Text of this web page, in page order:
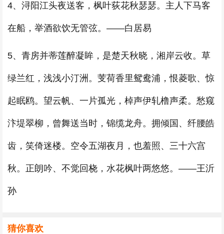
4、浔阳江头夜送客，枫叶荻花秋瑟瑟。主人下马客
在船，举酒欲饮无管弦。——白居易
5、青房并蒂莲醉凝眸，是楚天秋晓，湘岸云收。草
绿兰红，浅浅小汀洲。芰荷香里鸳鸯浦，恨菱歌、惊
起眠鸥。望云帆、一片孤光，棹声伊轧橹声柔。愁窥
汴堤翠柳，曾舞送当时，锦缆龙舟。拥倾国、纤腰皓
齿，笑倚迷楼。空令五湖夜月，也羞照、三十六宫
秋。正朗吟、不觉回桡，水花枫叶两悠悠。——王沂
孙
猜你喜欢